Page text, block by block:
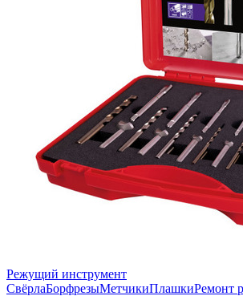
Режущий инструмент
СвёрлаБорфрезыМетчикиПлашкиРемонт